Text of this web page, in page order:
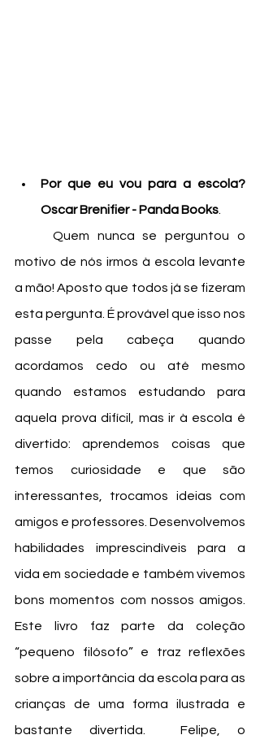
Por que eu vou para a escola?
Oscar Brenifier - Panda Books
motivo de nós irmos à escola levante
a mão! Aposto que todos já se fizeram
esta pergunta. É provável que isso nos
passe pela cabeça quando
acordamos cedo ou até mesmo
quando estamos estudando para
aquela prova difícil, mas ir à escola é
divertido: aprendemos coisas que
temos curiosidade e que são
interessantes, trocamos ideias com
amigos e professores. Desenvolvemos
habilidades imprescindíveis para a
vida em sociedade e também vivemos
bons momentos com nossos amigos.
Este livro faz parte da coleção
“pequeno filósofo” e traz reflexões
sobre a importância da escola para as
crianças de uma forma ilustrada e
bastante divertida.  Felipe, o